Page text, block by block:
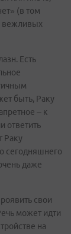
(в том
вежливых
Есть
быть, Раку
– к
ответить
Раку
сегодняшнего
даже
свои
может идти
на